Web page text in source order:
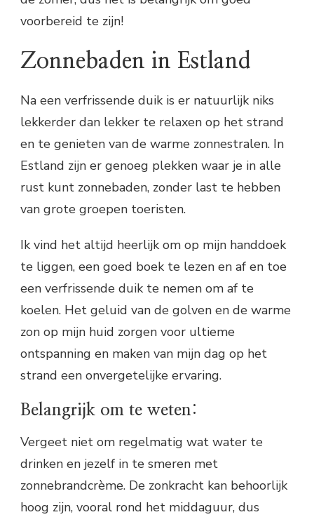
voorbereid te zijn!
Zonnebaden in Estland
Na een verfrissende duik is er natuurlijk niks
lekkerder dan lekker te relaxen op het strand
en te genieten van de warme zonnestralen. In
Estland zijn er genoeg plekken waar je in alle
rust kunt zonnebaden, zonder last te hebben
van grote groepen toeristen.
Ik vind het altijd heerlijk om op mijn handdoek
te liggen, een goed boek te lezen en af en toe
een verfrissende duik te nemen om af te
koelen. Het geluid van de golven en de warme
zon op mijn huid zorgen voor ultieme
ontspanning en maken van mijn dag op het
strand een onvergetelijke ervaring.
Belangrijk om te weten:
Vergeet niet om regelmatig wat water te
drinken en jezelf in te smeren met
zonnebrandcrème. De zonkracht kan behoorlijk
hoog zijn, vooral rond het middaguur, dus